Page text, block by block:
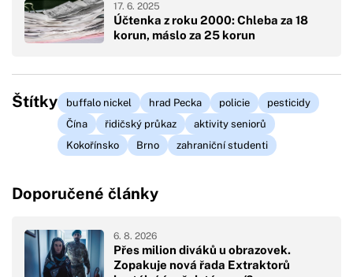
Účtenka z roku 2000: Chleba za 18
korun, máslo za 25 korun
17. 6. 2025
Štítky buffalo nickel hrad Pecka policie
pesticidy
Čína
řidičský průkaz
aktivity seniorů
Kokořínsko
Brno zahraniční studenti
Doporučené články
Přes milion diváků u obrazovek.
Zopakuje nová řada Extraktorů
6. 8. 2026